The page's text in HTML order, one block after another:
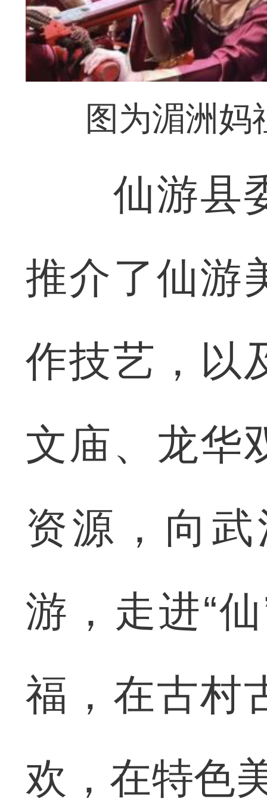
图为湄洲妈
仙游县委
推介了仙游
作技艺，以
文庙、龙华
资源，向
游，走进“
福，在古村
欢，在特色